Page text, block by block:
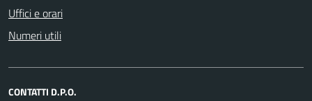
Uffici e orari
Numeri utili
CONTATTI D.P.O.